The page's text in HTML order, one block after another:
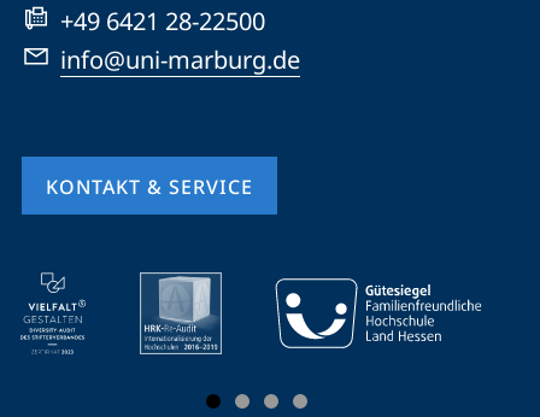
+49 6421 28-22500
info@uni-marburg.de
KONTAKT & SERVICE
Mobile-
Service-
Navigation